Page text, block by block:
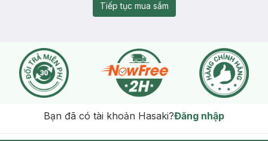
Tiếp tục mua sắm
Bạn đã có tài khoản Hasaki?Đăng nhập